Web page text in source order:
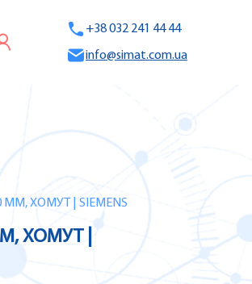
+38 032 241 44 44
info@simat.com.ua
ММ, ХОМУТ | SIEMENS
ХОМУТ |